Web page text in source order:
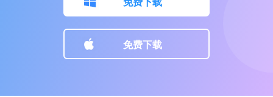
免费下载
免费下载